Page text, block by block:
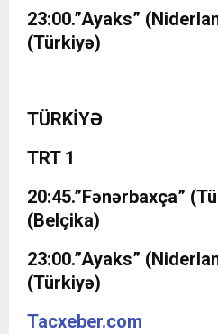
23:00.”Ayaks”
(Türkiyə)
TÜRKİYƏ
TRT 1
20:45.”Fənərbaxça”
(Belçika)
23:00.”Ayaks”
(Türkiyə)
Tacxeber.com